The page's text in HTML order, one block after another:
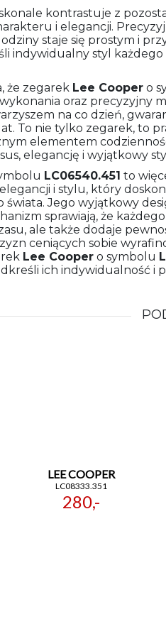
kontrastuje z
i elegancji.
staje się prostym i
indywidualny styl każdego
że zegarek Lee Cooper o
oraz precyzyjny
na co dzień,
To nie tylko zegarek, to
elementem
elegancję i wyjątkowy
LC06540.451 to
i stylu, który
świata. Jego wyjątkowy
sprawiają, że
ale także dodaje
ceniących sobie
Lee Cooper o symbolu
ich indywidualność i
LEE COOPER
LC08333.351
280,-